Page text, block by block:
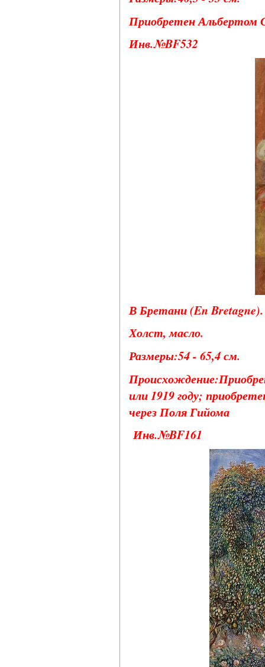
Приобретен Альбертом
Инв.№BF532
В Бретани (En Bretagne).
Холст, масло.
Размеры:54 - 65,4 см.
или 1919 году;
через Поля Гийома
Инв.№BF161